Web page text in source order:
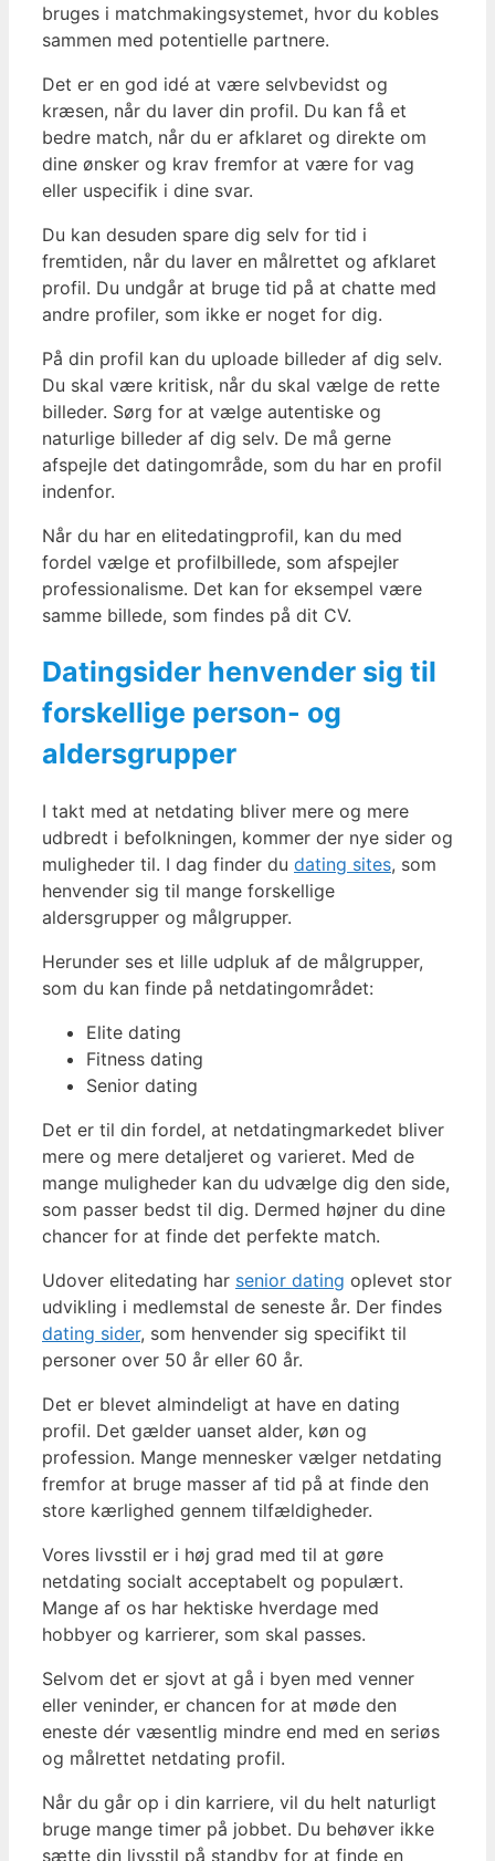
bruges i matchmakingsystemet, hvor du kobles
sammen med potentielle partnere.
Det er en god idé at være selvbevidst og
kræsen, når du laver din profil. Du kan få et
bedre match, når du er afklaret og direkte om
dine ønsker og krav fremfor at være for vag
eller uspecifik i dine svar.
Du kan desuden spare dig selv for tid i
fremtiden, når du laver en målrettet og afklaret
profil. Du undgår at bruge tid på at chatte med
andre profiler, som ikke er noget for dig.
På din profil kan du uploade billeder af dig selv.
Du skal være kritisk, når du skal vælge de rette
billeder. Sørg for at vælge autentiske og
naturlige billeder af dig selv. De må gerne
afspejle det datingområde, som du har en profil
indenfor.
Når du har en elitedatingprofil, kan du med
fordel vælge et profilbillede, som afspejler
professionalisme. Det kan for eksempel være
samme billede, som findes på dit CV.
Datingsider henvender sig til
forskellige person- og
aldersgrupper
I takt med at netdating bliver mere og mere
udbredt i befolkningen, kommer der nye sider og
muligheder til. I dag finder du dating sites, som
henvender sig til mange forskellige
aldersgrupper og målgrupper.
Herunder ses et lille udpluk af de målgrupper,
som du kan finde på netdatingområdet:
Elite dating
Fitness dating
Senior dating
Det er til din fordel, at netdatingmarkedet bliver
mere og mere detaljeret og varieret. Med de
mange muligheder kan du udvælge dig den side,
som passer bedst til dig. Dermed højner du dine
chancer for at finde det perfekte match.
Udover elitedating har senior dating oplevet stor
udvikling i medlemstal de seneste år. Der findes
dating sider, som henvender sig specifikt til
personer over 50 år eller 60 år.
Det er blevet almindeligt at have en dating
profil. Det gælder uanset alder, køn og
profession. Mange mennesker vælger netdating
fremfor at bruge masser af tid på at finde den
store kærlighed gennem tilfældigheder.
Vores livsstil er i høj grad med til at gøre
netdating socialt acceptabelt og populært.
Mange af os har hektiske hverdage med
hobbyer og karrierer, som skal passes.
Selvom det er sjovt at gå i byen med venner
eller veninder, er chancen for at møde den
eneste dér væsentlig mindre end med en seriøs
og målrettet netdating profil.
Når du går op i din karriere, vil du helt naturligt
bruge mange timer på jobbet. Du behøver ikke
sætte din livsstil på standby for at finde en